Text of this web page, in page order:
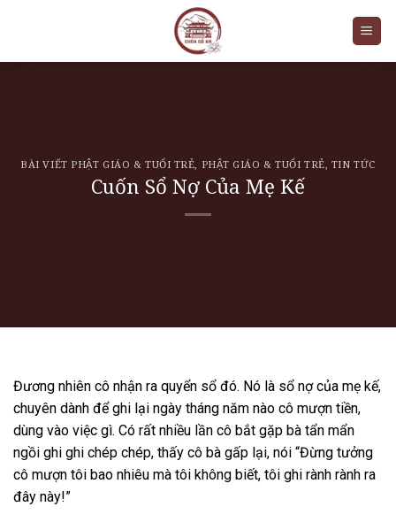
BÀI VIẾT PHẬT GIÁO & TUỔI TRẺ PHẬT GIÁO & TUỔI TRẺ TIN TỨC
Cuốn Sổ Nợ Của Mẹ Kế
Đương nhiên cô nhận ra quyển sổ đó. Nó là sổ nợ của mẹ kế,
chuyên dành để ghi lại ngày tháng năm nào cô mượn tiền,
dùng vào việc gì. Có rất nhiều lần cô bắt gặp bà tẩn mẩn
ngồi ghi ghi chép chép, thấy cô bà gấp lại, nói “Đừng tưởng
cô mượn tôi bao nhiêu mà tôi không biết, tôi ghi rành rành ra
đây này!”